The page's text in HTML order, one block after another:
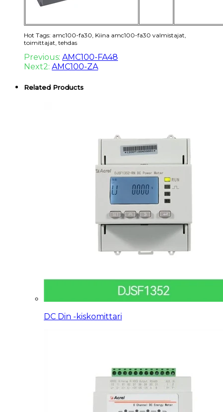
Hot Tags: amc100-fa30, Kiina amc100-fa30 valmistajat,
toimittajat, tehdas
Previous: AMC100-FA48
Next2: AMC100-ZA
Related Products
DC Din -kiskomittari